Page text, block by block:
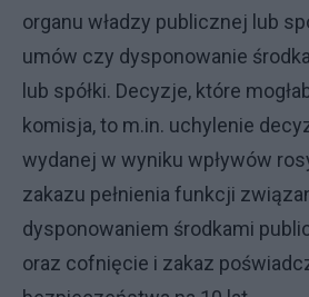
organu władzy publicznej lub
umów czy dysponowanie
lub spółki. Decyzje, które
komisja, to m.in. uchylenie
wydanej w wyniku wpływów
zakazu pełnienia funkcji
dysponowaniem środkami
oraz cofnięcie i zakaz